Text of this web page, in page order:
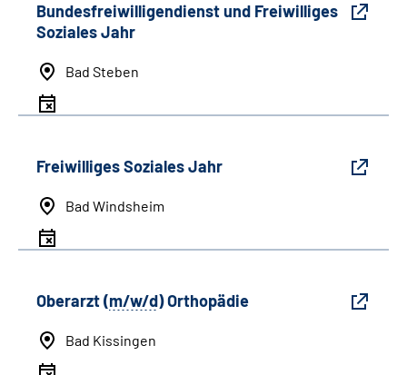
Bundesfreiwilligendienst und Freiwilliges
Soziales Jahr
Bad Steben
Freiwilliges Soziales Jahr
Bad Windsheim
Oberarzt (m/w/d) Orthopädie
Bad Kissingen